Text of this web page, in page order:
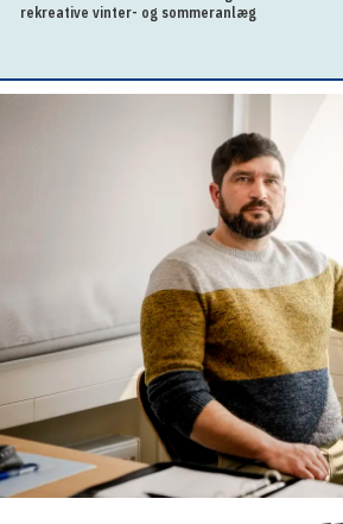
rekreative vinter- og sommeranlæg